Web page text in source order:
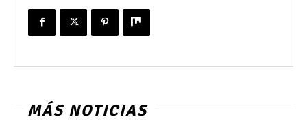
MÁS NOTICIAS